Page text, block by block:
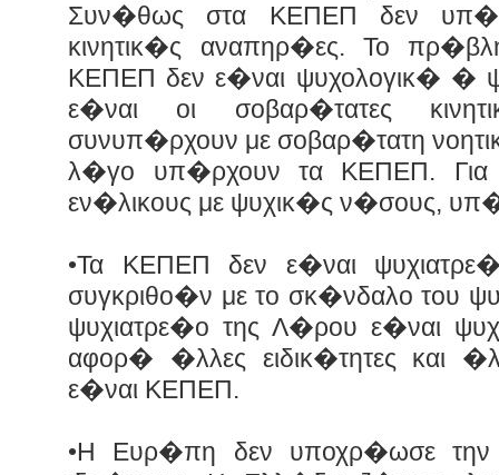
Συν�θως στα ΚΕΠΕΠ δεν
κινητικ�ς αναπηρ�ες. Το
ΚΕΠΕΠ δεν ε�ναι ψυχολογικ� �
ε�ναι οι σοβαρ�τατες
συνυπ�ρχουν με σοβαρ�τατη
λ�γο υπ�ρχουν τα ΚΕΠΕΠ. Για
εν�λικους με ψυχικ�ς ν�σους,
•Τα ΚΕΠΕΠ δεν ε�ναι
συγκριθο�ν με το σκ�νδαλο του
ψυχιατρε�ο της Λ�ρου ε�ναι
αφορ� �λλες ειδικ�τητες και
ε�ναι ΚΕΠΕΠ.
•Η Ευρ�πη δεν υποχρ�ωσε